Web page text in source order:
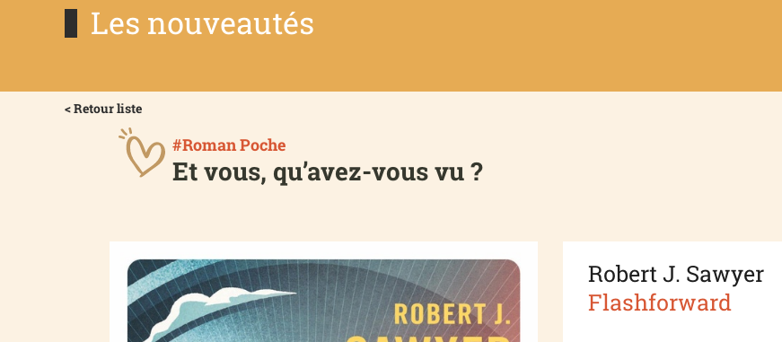
Les nouveautés
< Retour liste
#Roman Poche
Et vous, qu’avez-vous vu ?
Robert J. Sawyer
Flashforward